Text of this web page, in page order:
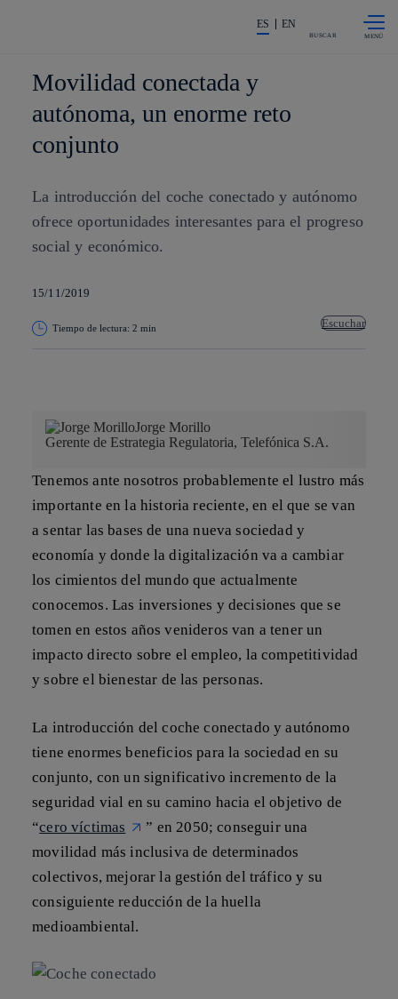
La acción en accionistas e
ES EN
BUSCAR
Movilidad conectada y
autónoma, un enorme reto
conjunto
La introducción del coche conectado y autónomo
ofrece oportunidades interesantes para el progreso
social y económico.
15/11/2019
Tiempo de lectura: 2 min Escuchar
Jorge Morillo
Gerente de Estrategia Regulatoria, Telefónica S.A.
Tenemos ante nosotros probablemente el lustro más
importante en la historia reciente, en el que se van
a sentar las bases de una nueva sociedad y
economía y donde la digitalización va a cambiar
los cimientos del mundo que actualmente
conocemos. Las inversiones y decisiones que se
tomen en estos años venideros van a tener un
impacto directo sobre el empleo, la competitividad
y sobre el bienestar de las personas.
La introducción delcoche conectado y autónomo
tiene enormes beneficios para la sociedad en su
conjunto, con un significativo incremento de la
seguridad vial en su camino hacia el objetivo de
“cero víctimas
” en 2050; conseguir una
movilidad más inclusiva de determinados
colectivos, mejorar la gestión del tráfico y su
consiguiente reducción de la huella
medioambiental.